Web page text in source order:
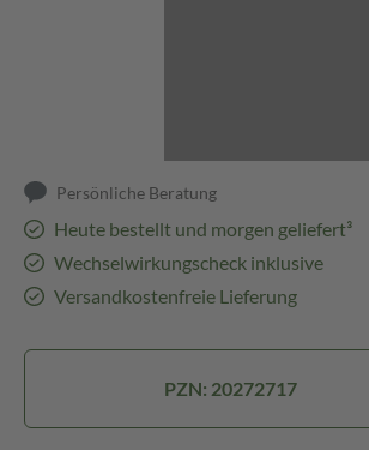
Persönliche Beratung
Heute bestellt und morgen geliefert³
Wechselwirkungscheck inklusive
Versandkostenfreie Lieferung
PZN: 20272717